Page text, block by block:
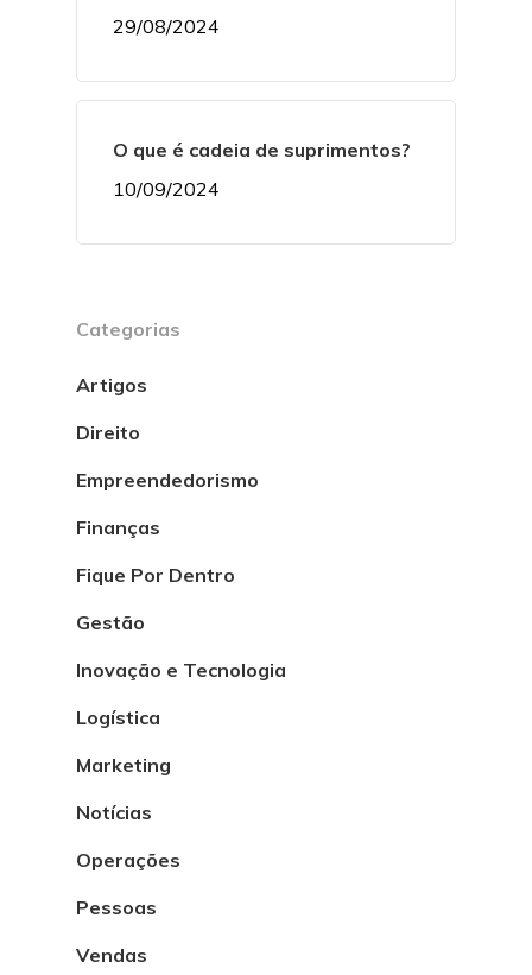
29/08/2024
O que é cadeia de suprimentos?
10/09/2024
Categorias
Artigos
Direito
Empreendedorismo
Finanças
Fique Por Dentro
Gestão
Inovação e Tecnologia
Logística
Marketing
Notícias
Operações
Pessoas
Vendas